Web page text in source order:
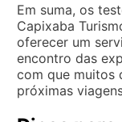
Em suma, os
Capixaba
oferecer um
encontro das
com que muitos
próximas